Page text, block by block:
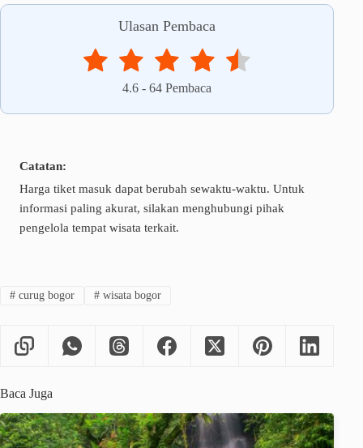
Ulasan Pembaca
4.6 -64 Pembaca
Catatan:
Harga tiket masuk dapat berubah sewaktu-waktu. Untuk
informasi paling akurat, silakan menghubungi pihak
pengelola tempat wisata terkait.
#curug bogor #wisata bogor
Baca Juga